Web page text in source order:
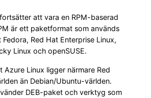
att vara en RPM-baserad
är ett paketformat som används
Red Hat Enterprise Linux,
Linux och openSUSE.
Azure Linux ligger närmare Red
än Debian/Ubuntu-världen.
DEB-paket och verktyg som